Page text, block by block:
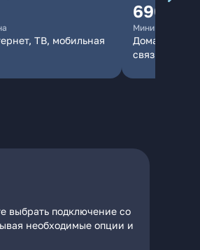
ТВ, мобильная
690
Минимальная
Домашний
связь
выбрать подключение со
необходимые опции и